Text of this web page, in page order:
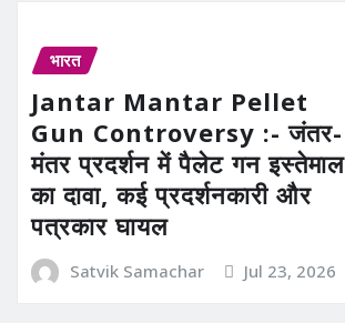
भारत
Jantar Mantar Pellet
Gun Controversy :- जंतर-
मंतर प्रदर्शन में पैलेट गन इस्तेमाल
का दावा, कई प्रदर्शनकारी और
पत्रकार घायल
Satvik Samachar Jul 23, 2026